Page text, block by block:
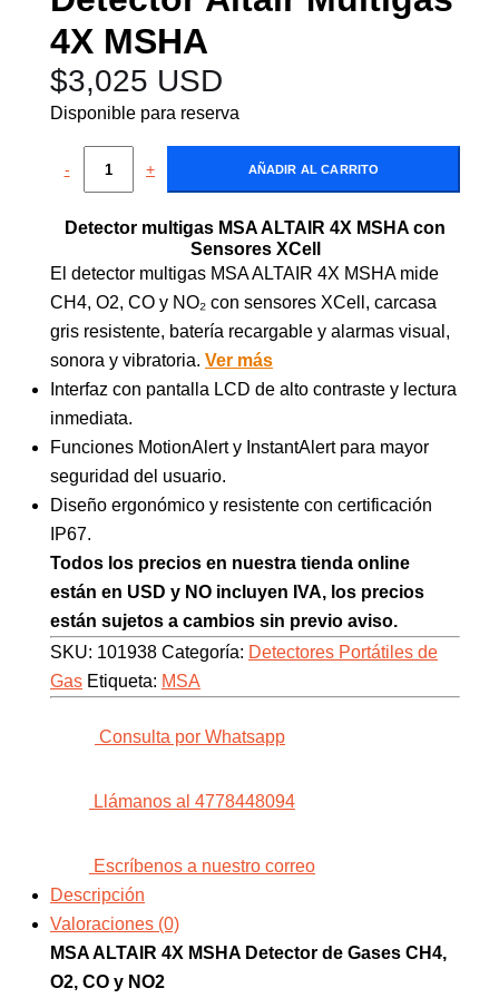
4X MSHA
$3,025 USD
Disponible para reserva
- + AÑADIR AL CARRITO
Detector multigas MSA ALTAIR 4X MSHA con
Sensores XCell
El detector multigas MSA ALTAIR 4X MSHA mide
CH4, O2, CO y NO₂ con sensores XCell, carcasa
gris resistente, batería recargable y alarmas visual,
sonora y vibratoria. Ver más
Interfaz con pantalla LCD de alto contraste y lectura
inmediata.
Funciones MotionAlert y InstantAlert para mayor
seguridad del usuario.
Diseño ergonómico y resistente con certificación
IP67.
Todos los precios en nuestra tienda online
están en USD y NO incluyen IVA, los precios
están sujetos a cambios sin previo aviso.
SKU: 101938 Categoría: Detectores Portátiles de
Gas Etiqueta: MSA
Consulta por Whatsapp
Llámanos al 4778448094
Escríbenos a nuestro correo
Descripción
Valoraciones (0)
MSA ALTAIR 4X MSHA Detector de Gases CH4,
O2, CO y NO2